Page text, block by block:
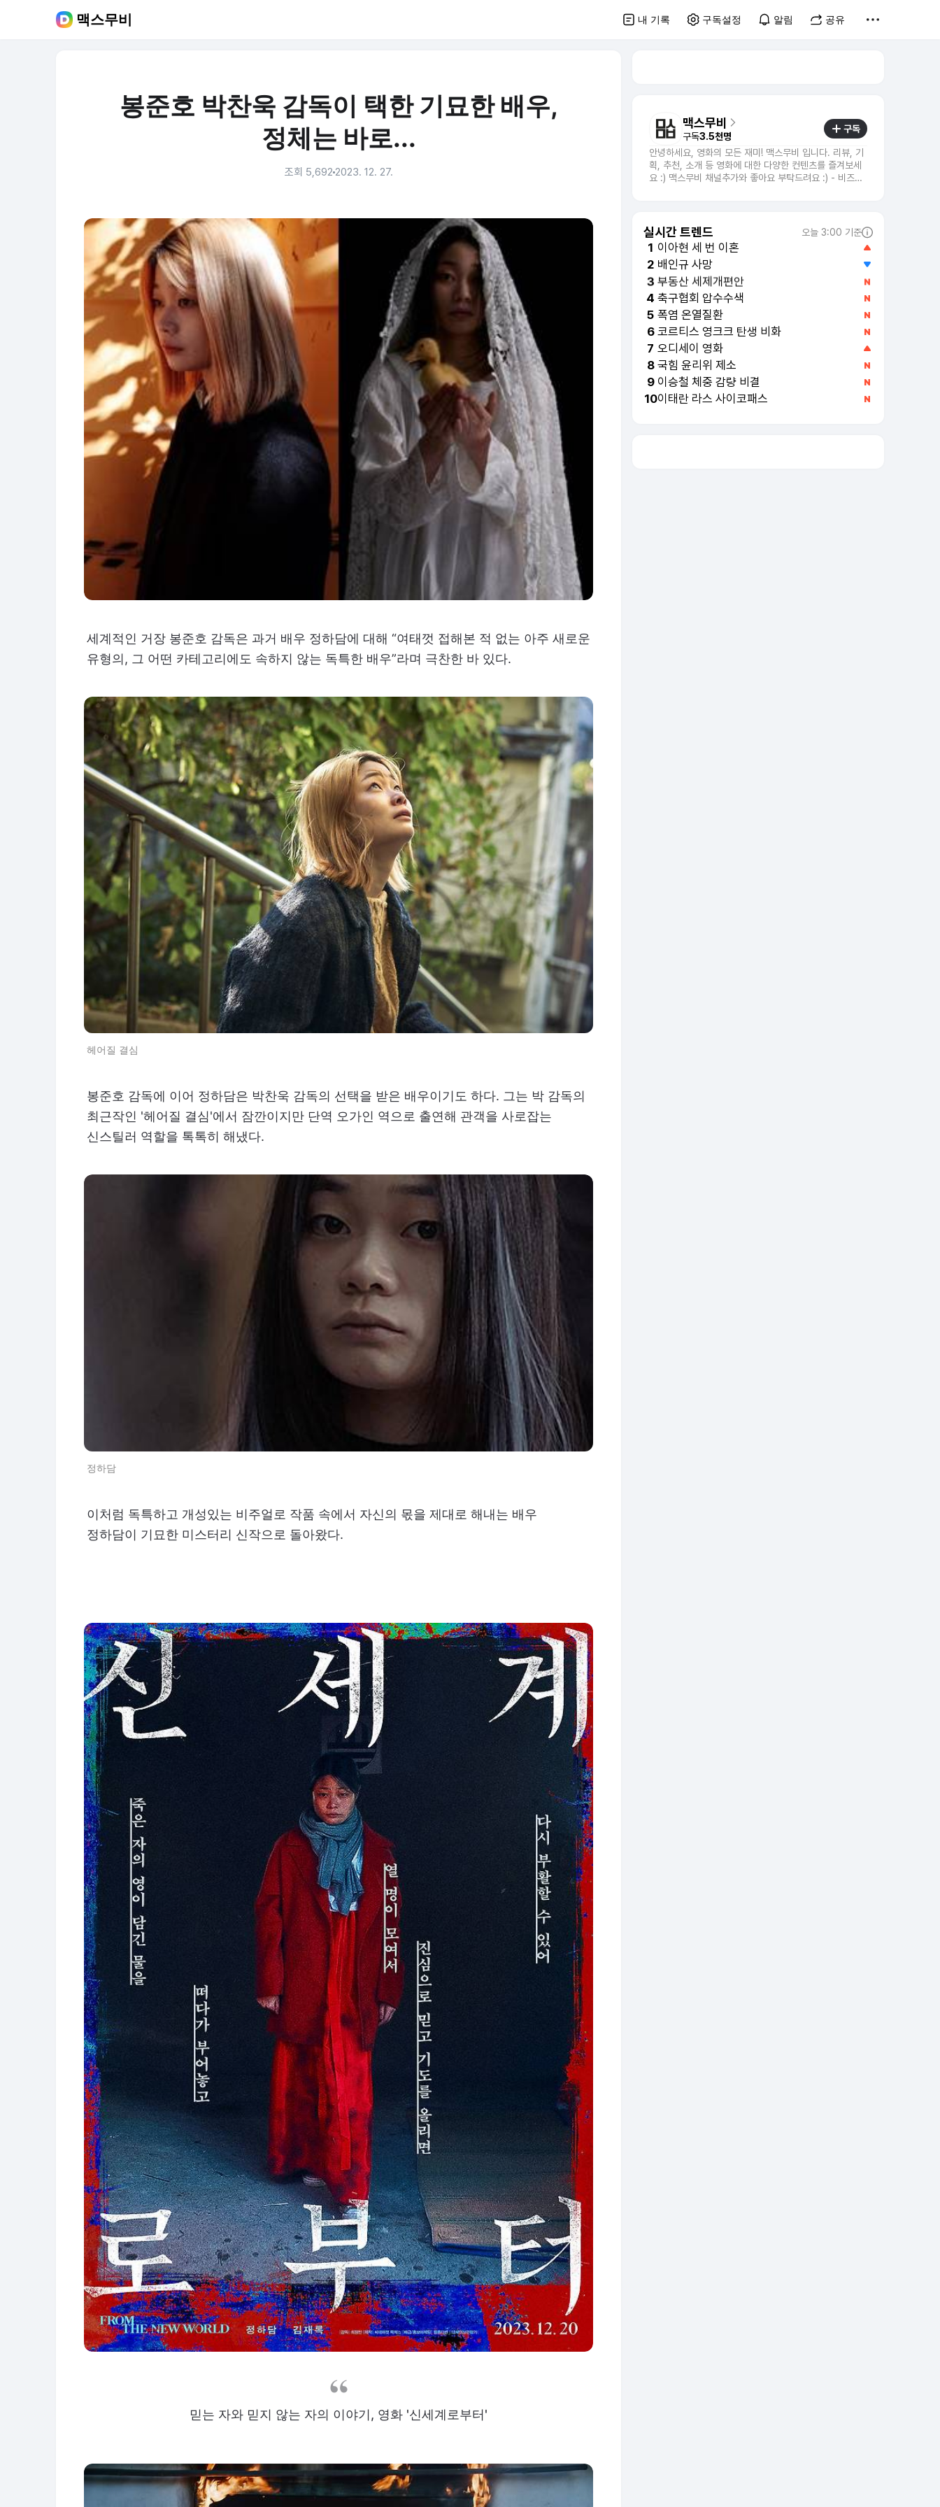
맥스무비 내 기록 구독설정 알림 공유
봉준호 박찬욱 감독이 택한 기묘한 배우,
정체는 바로...
조회 5,6922023. 12. 27.
세계적인 거장 봉준호 감독은 과거 배우 정하담에 대해 “여태껏 접해본 적 없는 아주 새로운
유형의, 그 어떤 카테고리에도 속하지 않는 독특한 배우”라며 극찬한 바 있다.
헤어질 결심
봉준호 감독에 이어 정하담은 박찬욱 감독의 선택을 받은 배우이기도 하다. 그는 박 감독의
최근작인 '헤어질 결심'에서 잠깐이지만 단역 오가인 역으로 출연해 관객을 사로잡는
신스틸러 역할을 톡톡히 해냈다.
정하담
이처럼 독특하고 개성있는 비주얼로 작품 속에서 자신의 몫을 제대로 해내는 배우
정하담이 기묘한 미스터리 신작으로 돌아왔다.
믿는 자와 믿지 않는 자의 이야기, 영화 '신세계로부터'
맥스무비
구독3.5천명
구독
안녕하세요, 영화의 모든 재미! 맥스무비 입니다. 리뷰, 기
획, 추천, 소개 등 영화에 대한 다양한 컨텐츠를 즐겨보세
요 :) 맥스무비 채널추가와 좋아요 부탁드려요 :) - 비즈니
실시간 트렌드 오늘 3:00 기준
1 이아현 세 번 이혼
2 배인규 사망
3 부동산 세제개편안
4 축구협회 압수수색
5 폭염 온열질환
6 코르티스 영크크 탄생 비화
7 오디세이 영화
8 국힘 윤리위 제소
9 이승철 체중 감량 비결
10이태란 라스 사이코패스